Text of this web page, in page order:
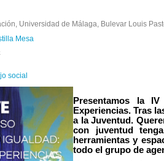
Universidad de Málaga, Bulevar Louis
Mesa
social
Presentamos la
Experiencias. Tras
a la Juventud.
con juventud
herramientas y
todo el grupo de